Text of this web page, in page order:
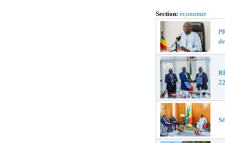
Section: economie